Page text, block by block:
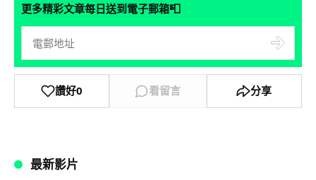
更多精彩文章每日送到電子郵箱📮
讚好0 看留言 分享
最新影片